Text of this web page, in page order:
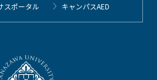
スポータル
キャンパスAED